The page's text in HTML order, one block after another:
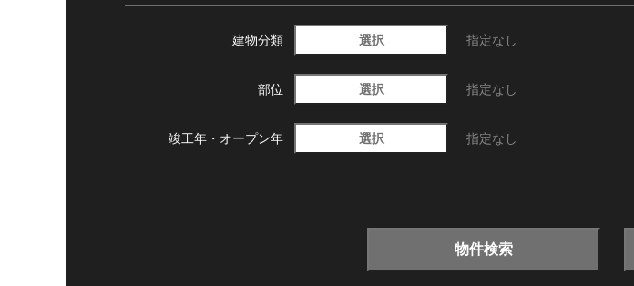
建物分類 選択 指定なし
部位 選択 指定なし
竣工年・ オープン年 選択 指定なし
物件検索